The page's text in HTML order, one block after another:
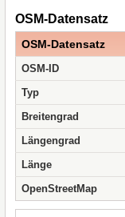
OSM-Datensatz
OSM-Datensatz
OSM-ID
Typ
Breitengrad
Längengrad
Länge
OpenStreetMap